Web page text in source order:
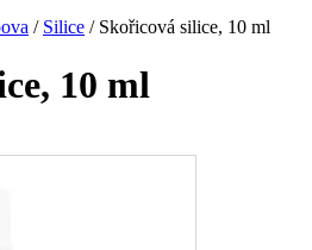
/ Silice / Skořicová silice, 10 ml
10 ml